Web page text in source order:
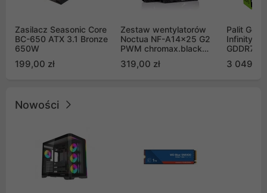
Zasilacz Seasonic Core
BC-650 ATX 3.1 Bronze
650W
199,00 zł
Zestaw wentylatorów
Noctua NF-A14x25 G2
PWM chromax.black
Push Pull (2szt)
319,00 zł
Palit
Infinity 3
GDDR7
GB2050S)
3 049,00
Nowości